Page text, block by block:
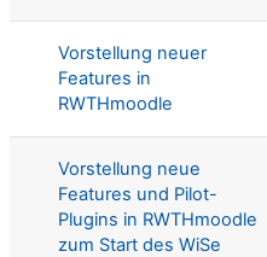
Vorstellung neuer
Features in
RWTHmoodle
Vorstellung neue
Features und Pilot-
Plugins in RWTHmoodle
zum Start des WiSe